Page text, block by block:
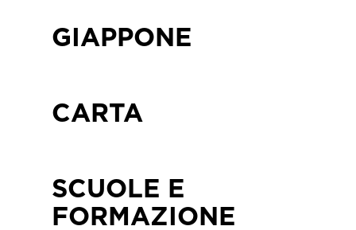
GIAPPONE
CARTA
SCUOLE E
FORMAZIONE